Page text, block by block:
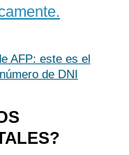
AFP: este es el
de DNI